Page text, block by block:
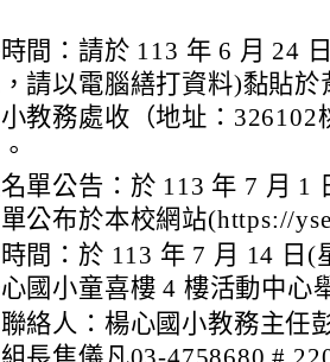
間：請於 113 年 6 月 24
請以電腦繕打資料)黏貼
教務處收（地址：326102
單公告：於 113 年 7 月 1
公布於本校網站(https://
間：於 113 年 7 月 14 日
國小童喜樓 4 樓活動中心
絡人：楊心國小教務主任